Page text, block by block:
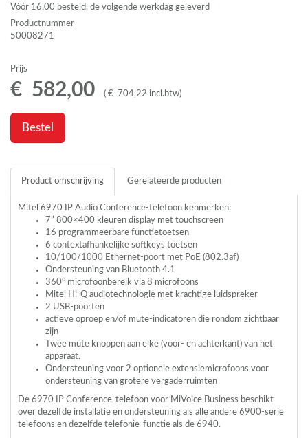
Vóór 16.00 besteld, de volgende werkdag geleverd
Productnummer
50008271
Prijs
€ 582,00 ( € 704,22 incl.btw)
Bestel
Product omschrijving Gerelateerde producten
Mitel 6970 IP Audio Conference-telefoon kenmerken:
7” 800×400 kleuren display met touchscreen
16 programmeerbare functietoetsen
6 contextafhankelijke softkeys toetsen
10/100/1000 Ethernet-poort met PoE (802.3af)
Ondersteuning van Bluetooth 4.1
360° microfoonbereik via 8 microfoons
Mitel Hi-Q audiotechnologie met krachtige luidspreker
2 USB-poorten
actieve oproep en/of mute-indicatoren die rondom zichtbaar
zijn
Twee mute knoppen aan elke (voor- en achterkant) van het
apparaat.
Ondersteuning voor 2 optionele extensiemicrofoons voor
ondersteuning van grotere vergaderruimten
De 6970 IP Conference-telefoon voor MiVoice Business beschikt
over dezelfde installatie en ondersteuning als alle andere 6900-serie
telefoons en dezelfde telefonie-functie als de 6940.